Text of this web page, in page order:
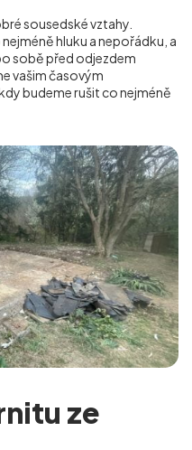
sousedské vztahy.
hluku a nepořádku, a
sobě před odjezdem
vašim časovým
budeme rušit co nejméně
ze